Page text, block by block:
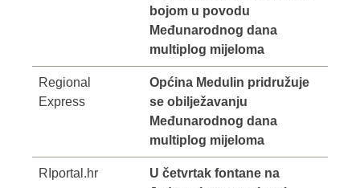
bojom u povodu
Međunarodnog dana
multiplog mijeloma
Regional
Express
Općina Medulin pridružuje
se obilježavanju
Međunarodnog dana
multiplog mijeloma
RIportal.hr
U četvrtak fontane na